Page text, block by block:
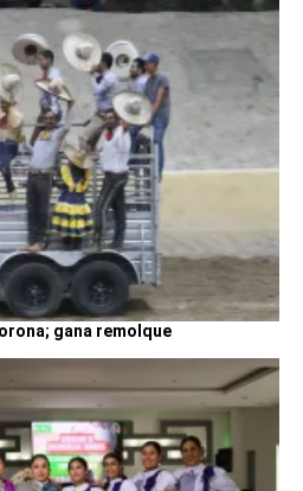
gana remolque